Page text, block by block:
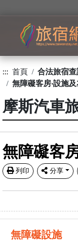
::: 首頁 合法旅宿查
無障礙客房‧設施
摩斯汽車
無障礙客
列印 分享
無障礙設施